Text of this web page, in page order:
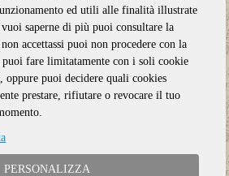
ed utili alle finalità illustrate
saperne di più puoi consultare la
accettassi puoi non procedere con la
fare limitatamente con i soli cookie
oppure puoi decidere quali cookies
prestare, rifiutare o revocare il tuo
PERSONALIZZA